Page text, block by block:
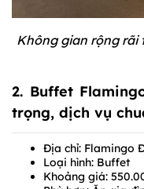
Không gian rộng rãi
2. Buffet
trọng, dịch vụ
Địa chỉ: Flamingo
Loại hình: Buffet
Khoảng giá: